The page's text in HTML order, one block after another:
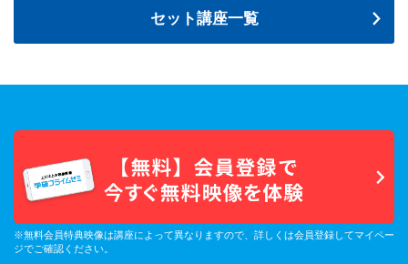
セット講座一覧
※無料会員特典映像は講座によって異なりますので、詳しくは会員登録してマイペー
ジでご確認ください。